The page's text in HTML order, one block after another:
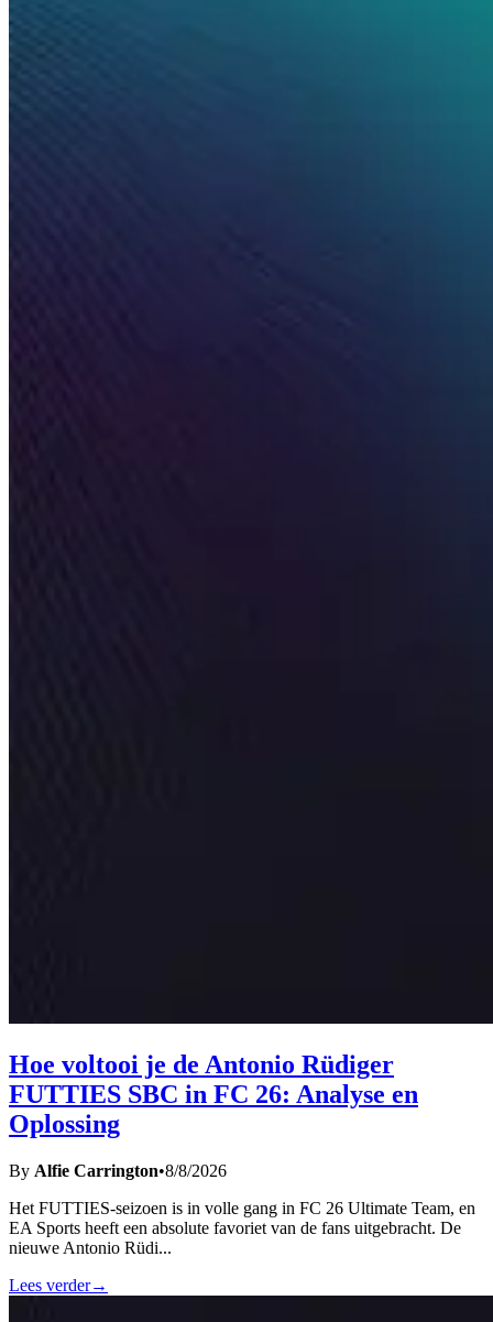
Hoe voltooi je de Antonio Rüdiger
FUTTIES SBC in FC 26: Analyse en
Oplossing
By Alfie Carrington•8/8/2026
Het FUTTIES-seizoen is in volle gang in FC 26 Ultimate Team, en
EA Sports heeft een absolute favoriet van de fans uitgebracht. De
nieuwe Antonio Rüdi...
Lees verder→